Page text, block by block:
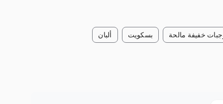
خفيفة مالحة بسكويت ألبان